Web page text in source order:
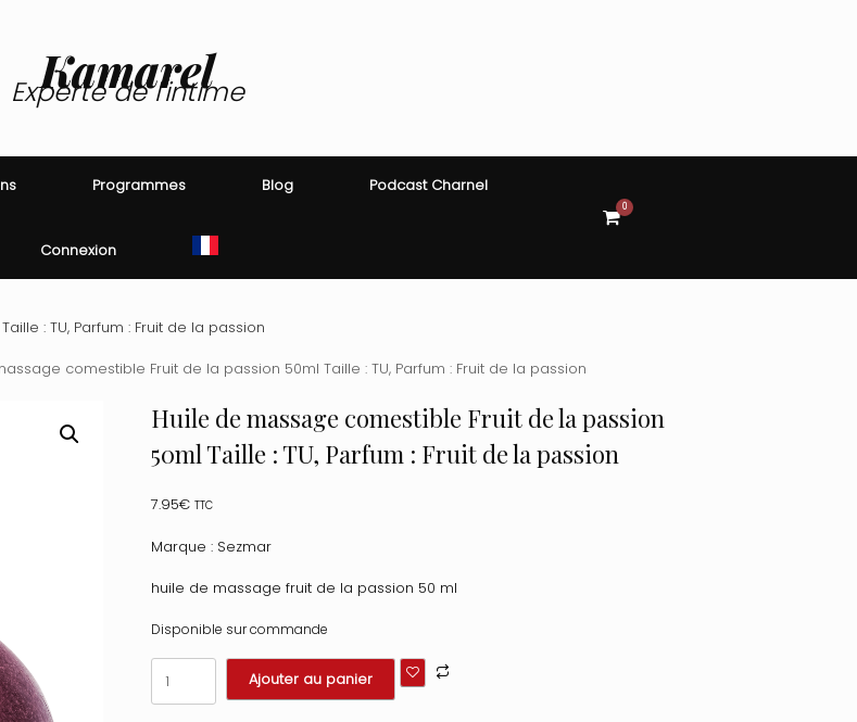
Kamarel
Experte de l'intime
Programmes Blog Podcast Charnel
Connexion
View
shopping
0
: TU, Parfum : Fruit de la passion
comestible Fruit de la passion 50ml Taille : TU, Parfum : Fruit de la passion
Huile de massage comestible Fruit de la passion
50ml Taille : TU, Parfum : Fruit de la passion
7.95€ TTC
Marque : Sezmar
huile de massage fruit de la passion 50 ml
Disponible sur commande
quantité
de
Huile
Ajouter au panier